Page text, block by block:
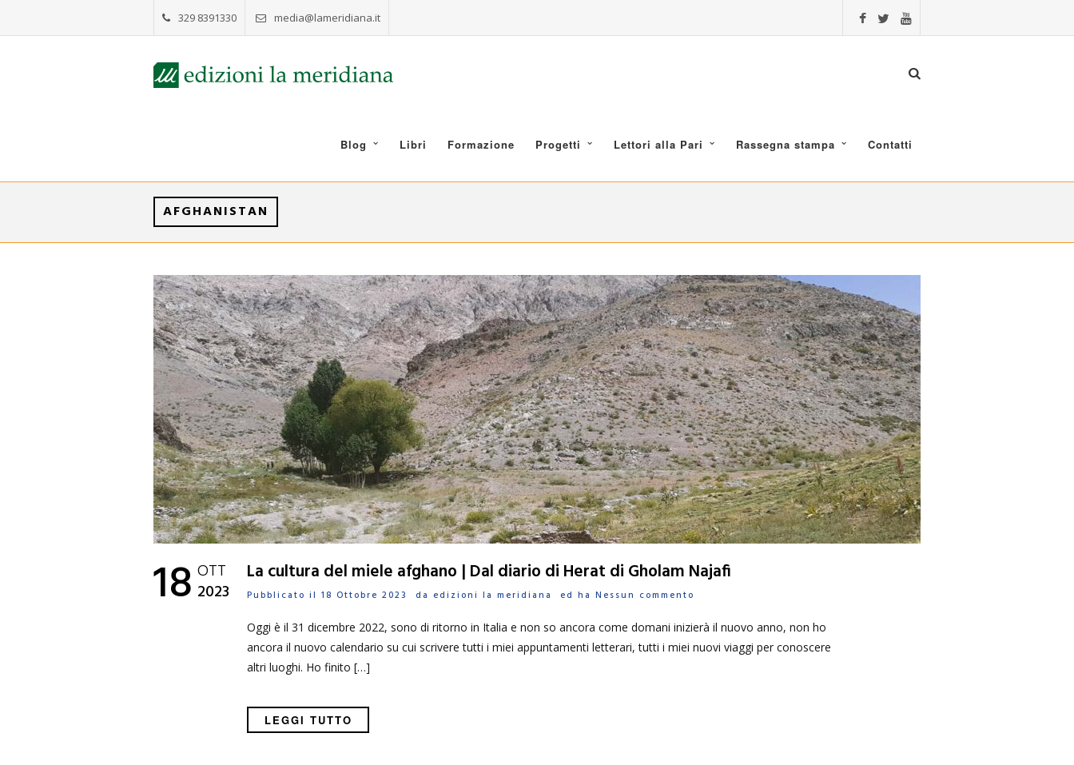
329 8391330 media@lameridiana.it
Blog Libri Formazione Progetti Lettori alla Pari Rassegna stampa Contatti
AFGHANISTAN
18 OTT
2023
La cultura del miele afghano | Dal diario di Herat di Gholam Najafi
Pubblicato il 18 Ottobre 2023 da edizioni la meridiana ed ha Nessun commento
Oggi è il 31 dicembre 2022, sono di ritorno in Italia e non so ancora come domani inizierà il nuovo anno, non ho
ancora il nuovo calendario su cui scrivere tutti i miei appuntamenti letterari, tutti i miei nuovi viaggi per conoscere
altri luoghi. Ho finito […]
LEGGI TUTTO